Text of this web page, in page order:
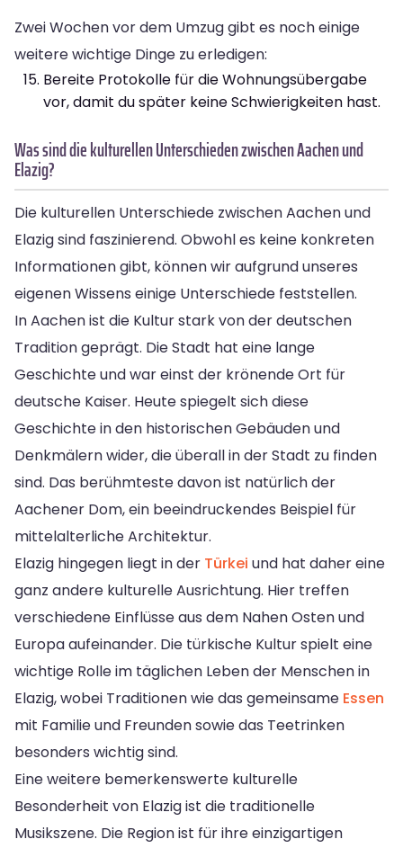
Zwei Wochen vor dem Umzug gibt es noch einige
weitere wichtige Dinge zu erledigen:
Bereite Protokolle für die Wohnungsübergabe
vor, damit du später keine Schwierigkeiten hast.
Was sind die kulturellen Unterschieden zwischen Aachen und
Elazig?
Die kulturellen Unterschiede zwischen Aachen und
Elazig sind faszinierend. Obwohl es keine konkreten
Informationen gibt, können wir aufgrund unseres
eigenen Wissens einige Unterschiede feststellen.
In Aachen ist die Kultur stark von der deutschen
Tradition geprägt. Die Stadt hat eine lange
Geschichte und war einst der krönende Ort für
deutsche Kaiser. Heute spiegelt sich diese
Geschichte in den historischen Gebäuden und
Denkmälern wider, die überall in der Stadt zu finden
sind. Das berühmteste davon ist natürlich der
Aachener Dom, ein beeindruckendes Beispiel für
mittelalterliche Architektur.
Elazig hingegen liegt in der Türkei und hat daher eine
ganz andere kulturelle Ausrichtung. Hier treffen
verschiedene Einflüsse aus dem Nahen Osten und
Europa aufeinander. Die türkische Kultur spielt eine
wichtige Rolle im täglichen Leben der Menschen in
Elazig, wobei Traditionen wie das gemeinsame Essen
mit Familie und Freunden sowie das Teetrinken
besonders wichtig sind.
Eine weitere bemerkenswerte kulturelle
Besonderheit von Elazig ist die traditionelle
Musikszene. Die Region ist für ihre einzigartigen